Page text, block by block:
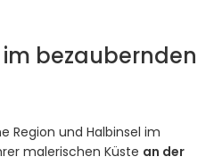
bezaubernden
Region und Halbinsel im
malerischen Küste an der